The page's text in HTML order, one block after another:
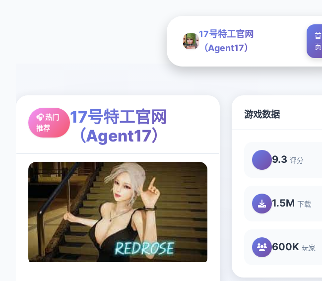
17号特工官网
（Agent17）
首
页
🎧 热门
推荐
17号特工官网
（Agent17）
游戏数据
9.3 评分
1.5M 下载
600K 玩家